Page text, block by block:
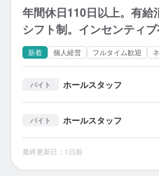
年間休日110日以上。有
シフト制。インセンティ
新着 個人経営 フルタイム歓迎
バイト ホールスタッフ
バイト ホールスタッフ
最終更新日：1日前